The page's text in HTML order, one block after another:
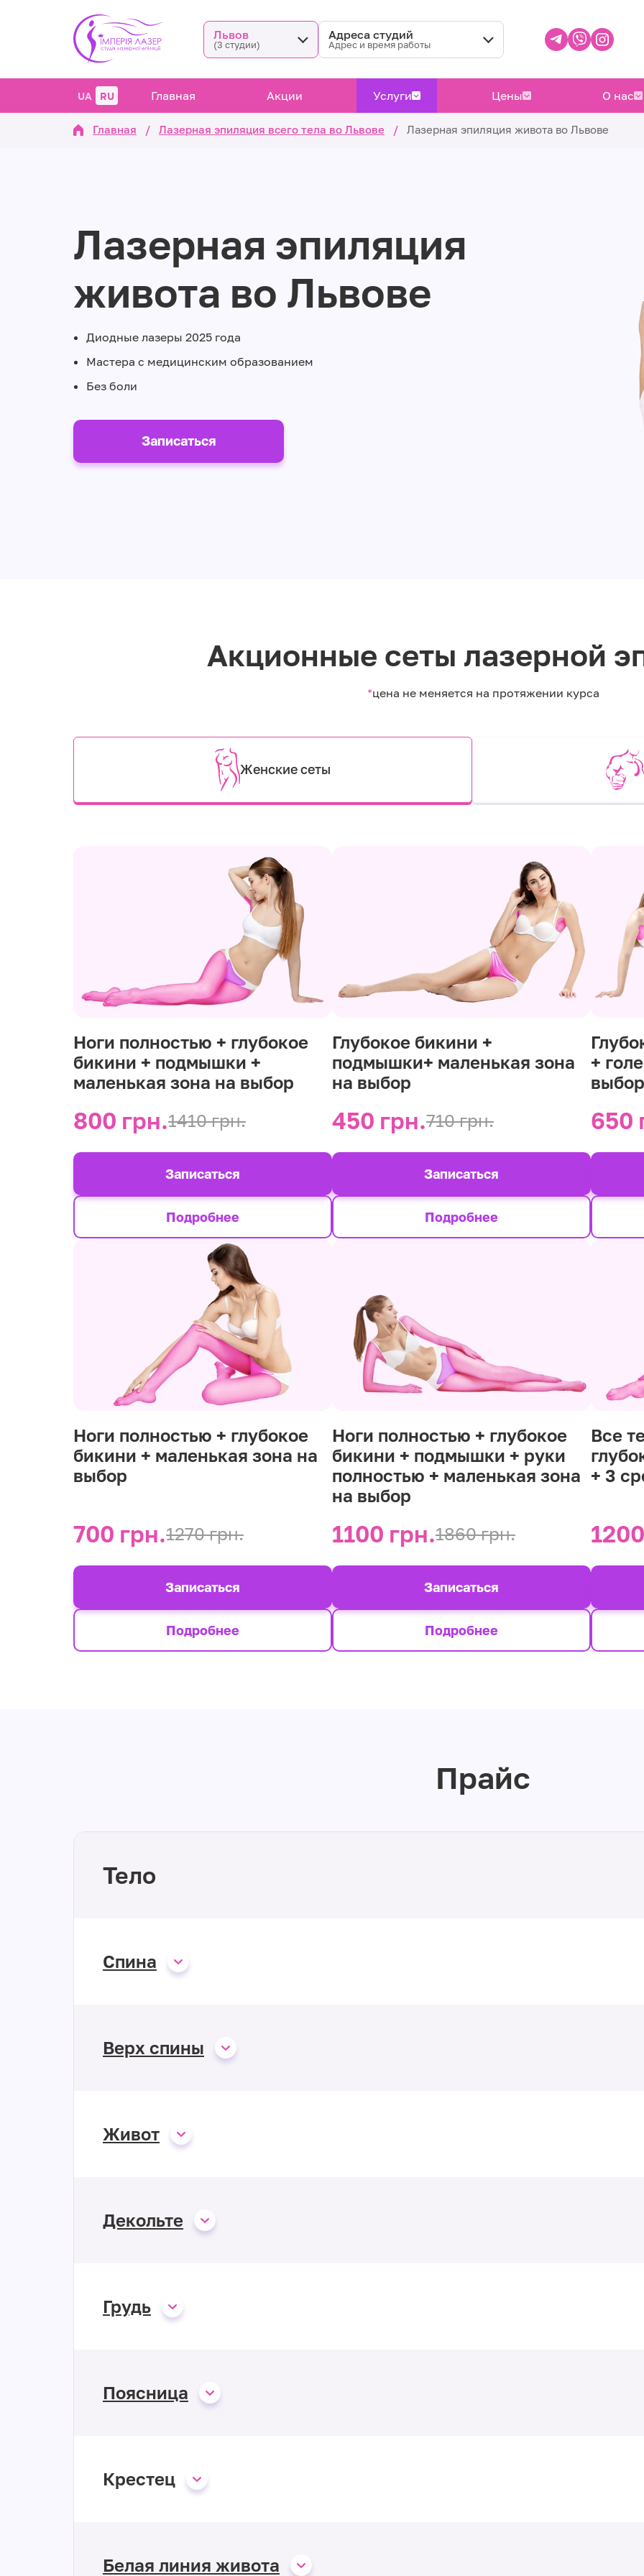
Львов
(3 студии)
Адреса студий
Адрес и время работы
UA RU Главная Акции Услуги Цены О нас
Главная / Лазерная эпиляция всего тела во Львове / Лазерная эпиляция живота во Львове
Лазерная эпиляция
живота во Львове
Диодные лазеры 2025 года
Мастера с медицинским образованием
Без боли
Записаться
Акционные сеты лазерной
*цена не меняется на протяжении курса
Женские сеты
Ноги полностью + глубокое
бикини + подмышки +
маленькая зона на выбор
800 грн.1410 грн.
Подробнее
Записаться
Глубокое бикини +
подмышки+ маленькая зона
на выбор
450 грн.710 грн.
Подробнее
Записаться
+
выбор
650
Ноги полностью + глубокое
бикини + маленькая зона на
выбор
700 грн.1270 грн.
Подробнее
Записаться
Ноги полностью + глубокое
бикини + подмышки + руки
полностью + маленькая зона
на выбор
1100 грн.1860 грн.
Подробнее
Записаться
Все
+ 3
Прайс
Тело
Спина
Верх спины
Живот
Декольте
Грудь
Поясница
Крестец
Белая линия живота